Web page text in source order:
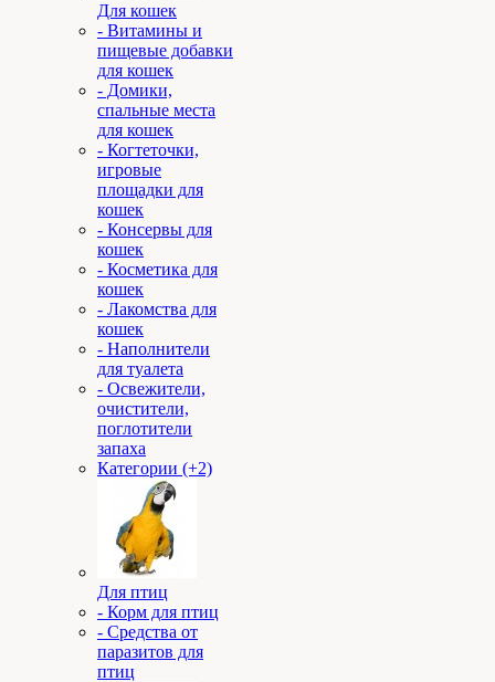
Для кошек
- Витамины и
пищевые добавки
для кошек
- Домики,
спальные места
для кошек
- Когтеточки,
игровые
площадки для
кошек
- Консервы для
кошек
- Косметика для
кошек
- Лакомства для
кошек
- Наполнители
для туалета
- Освежители,
очистители,
поглотители
запаха
Категории (+2)
Для птиц
- Корм для птиц
- Средства от
паразитов для
птиц